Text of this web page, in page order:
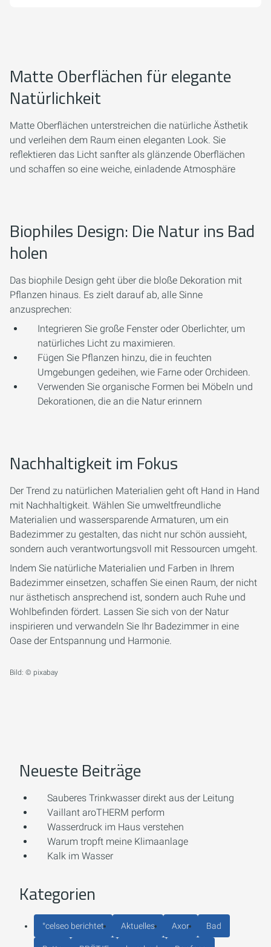
Matte Oberflächen für elegante
Natürlichkeit
Matte Oberflächen unterstreichen die natürliche Ästhetik
und verleihen dem Raum einen eleganten Look. Sie
reflektieren das Licht sanfter als glänzende Oberflächen
und schaffen so eine weiche, einladende Atmosphäre
Biophiles Design: Die Natur ins Bad
holen
Das biophile Design geht über die bloße Dekoration mit
Pflanzen hinaus. Es zielt darauf ab, alle Sinne
anzusprechen:
Integrieren Sie große Fenster oder Oberlichter, um
natürliches Licht zu maximieren.
Fügen Sie Pflanzen hinzu, die in feuchten
Umgebungen gedeihen, wie Farne oder Orchideen.
Verwenden Sie organische Formen bei Möbeln und
Dekorationen, die an die Natur erinnern
Nachhaltigkeit im Fokus
Der Trend zu natürlichen Materialien geht oft Hand in Hand
mit Nachhaltigkeit. Wählen Sie umweltfreundliche
Materialien und wassersparende Armaturen, um ein
Badezimmer zu gestalten, das nicht nur schön aussieht,
sondern auch verantwortungsvoll mit Ressourcen umgeht.
Indem Sie natürliche Materialien und Farben in Ihrem
Badezimmer einsetzen, schaffen Sie einen Raum, der nicht
nur ästhetisch ansprechend ist, sondern auch Ruhe und
Wohlbefinden fördert. Lassen Sie sich von der Natur
inspirieren und verwandeln Sie Ihr Badezimmer in eine
Oase der Entspannung und Harmonie.
Bild: © pixabay
Neueste Beiträge
Sauberes Trinkwasser direkt aus der Leitung
Vaillant aroTHERM perform
Wasserdruck im Haus verstehen
Warum tropft meine Klimaanlage
Kalk im Wasser
Kategorien
°celseo berichtet Aktuelles Axor Bad